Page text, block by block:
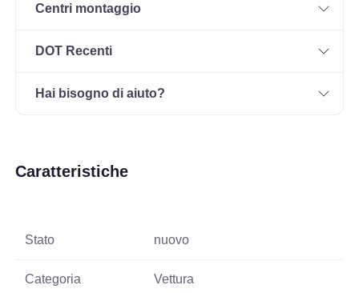
Centri montaggio
DOT Recenti
Hai bisogno di aiuto?
Caratteristiche
Stato nuovo
Categoria Vettura